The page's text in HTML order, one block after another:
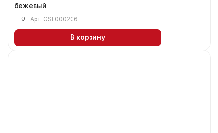
бежевый
0 Арт. GSL000206
В корзину